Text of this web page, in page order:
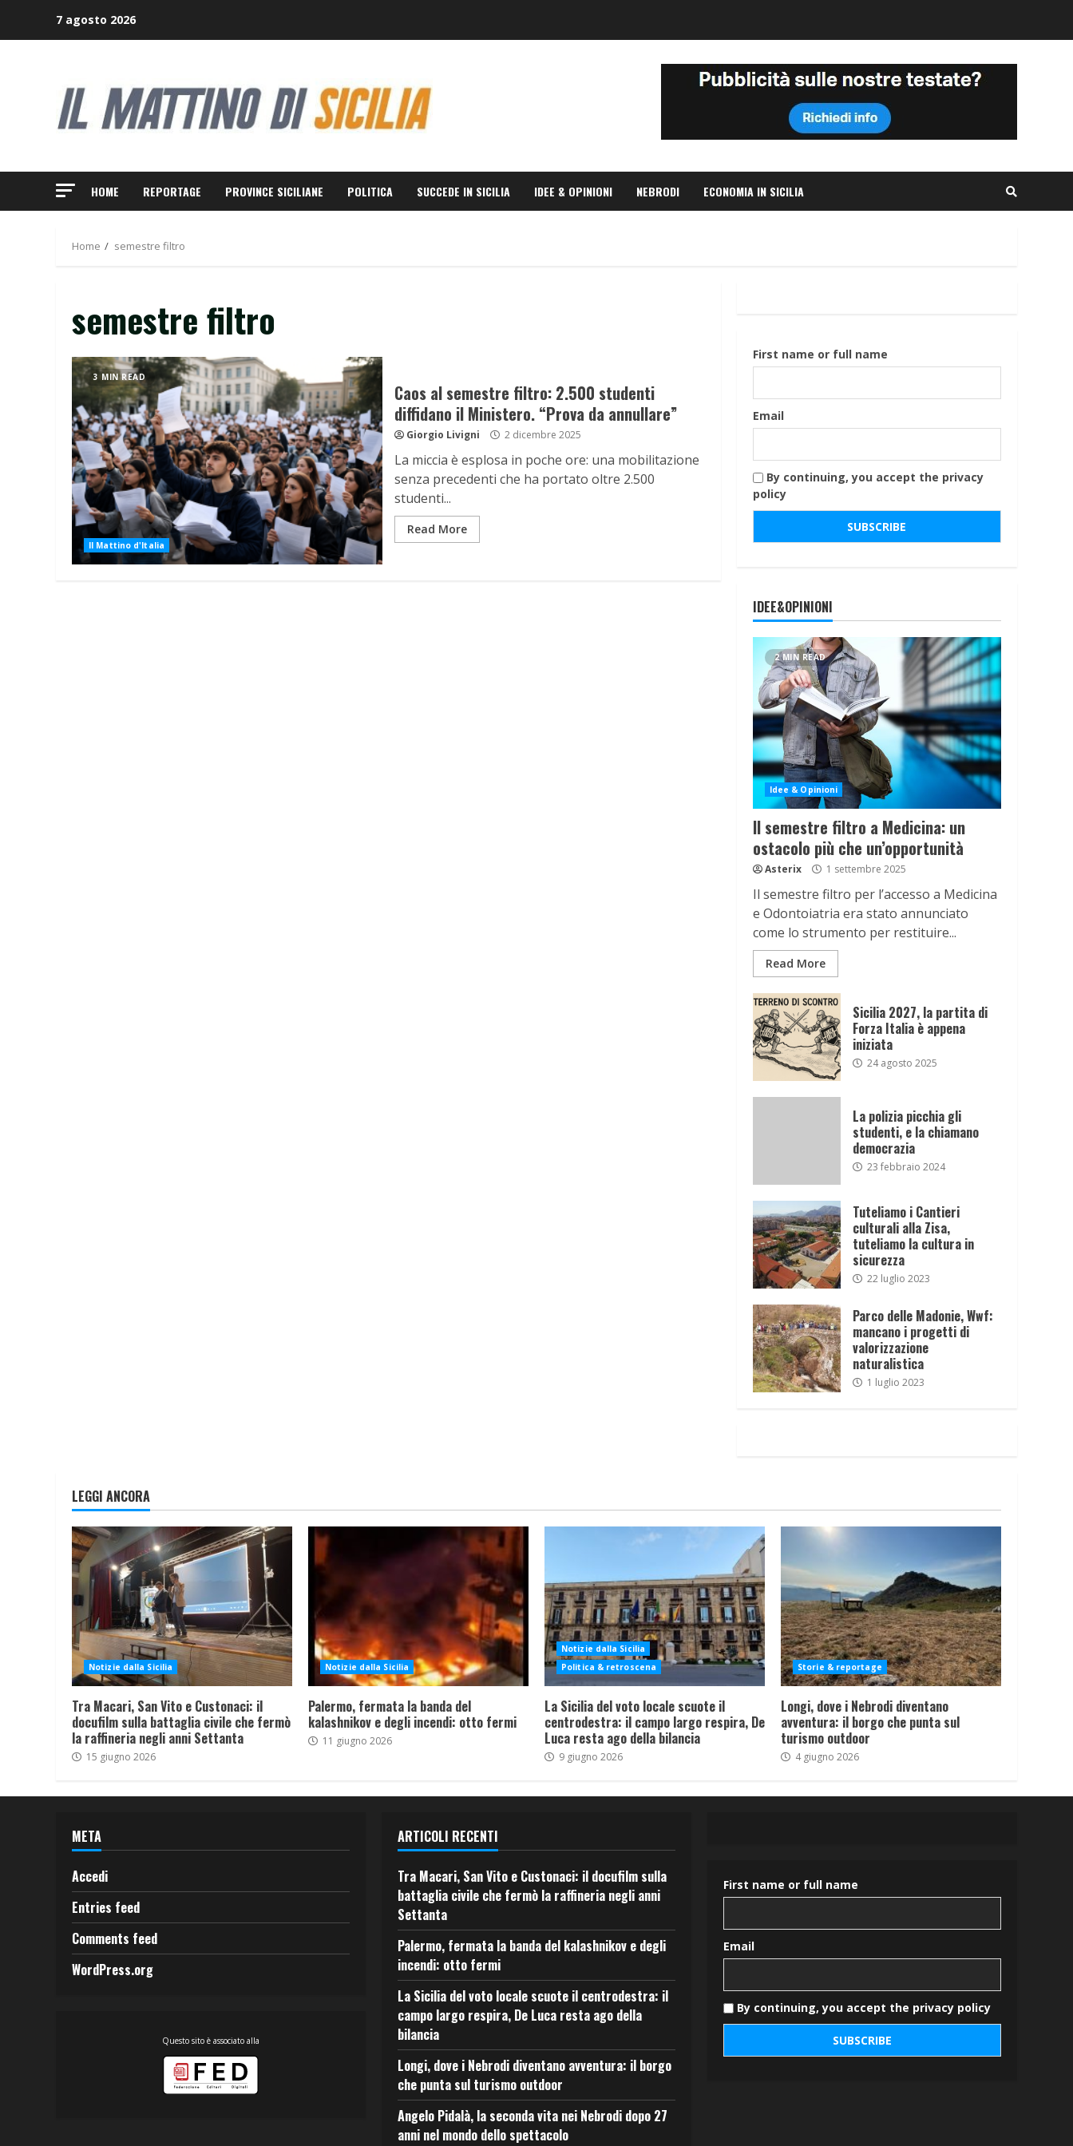
7 agosto 2026
HOME REPORTAGE PROVINCE SICILIANE POLITICA SUCCEDE IN SICILIA IDEE & OPINIONI NEBRODI ECONOMIA IN SICILIA
Home semestre filtro
semestre filtro
3 MIN READ
Il Mattino d'Italia
Caos al semestre filtro: 2.500 studenti
diffidano il Ministero. “Prova da annullare”
Giorgio Livigni 2 dicembre 2025
La miccia è esplosa in poche ore: una mobilitazione
senza precedenti che ha portato oltre 2.500
studenti...
Read More
First name or full name
Email
By continuing, you accept the privacy
policy
IDEE&OPINIONI
2 MIN READ
Idee & Opinioni
Il semestre filtro a Medicina: un
ostacolo più che un’opportunità
Asterix 1 settembre 2025
Il semestre filtro per l’accesso a Medicina
e Odontoiatria era stato annunciato
come lo strumento per restituire...
Read More
Sicilia 2027, la partita di
Forza Italia è appena
iniziata
24 agosto 2025
La polizia picchia gli
studenti, e la chiamano
democrazia
23 febbraio 2024
Tuteliamo i Cantieri
culturali alla Zisa,
tuteliamo la cultura in
sicurezza
22 luglio 2023
Parco delle Madonie, Wwf:
mancano i progetti di
valorizzazione
naturalistica
1 luglio 2023
LEGGI ANCORA
Notizie dalla Sicilia
Tra Macari, San Vito e Custonaci: il
docufilm sulla battaglia civile che fermò
la raffineria negli anni Settanta
15 giugno 2026
Notizie dalla Sicilia
Palermo, fermata la banda del
kalashnikov e degli incendi: otto fermi
11 giugno 2026
Notizie dalla Sicilia
Politica & retroscena
La Sicilia del voto locale scuote il
centrodestra: il campo largo respira, De
Luca resta ago della bilancia
9 giugno 2026
Storie & reportage
Longi, dove i Nebrodi diventano
avventura: il borgo che punta sul
turismo outdoor
4 giugno 2026
META
Accedi
Entries feed
Comments feed
WordPress.org
Questo sito è associato alla
ARTICOLI RECENTI
Tra Macari, San Vito e Custonaci: il docufilm sulla
battaglia civile che fermò la raffineria negli anni
Settanta
Palermo, fermata la banda del kalashnikov e degli
incendi: otto fermi
La Sicilia del voto locale scuote il centrodestra: il
campo largo respira, De Luca resta ago della
bilancia
Longi, dove i Nebrodi diventano avventura: il borgo
che punta sul turismo outdoor
Angelo Pidalà, la seconda vita nei Nebrodi dopo 27
anni nel mondo dello spettacolo
First name or full name
Email
By continuing, you accept the privacy policy